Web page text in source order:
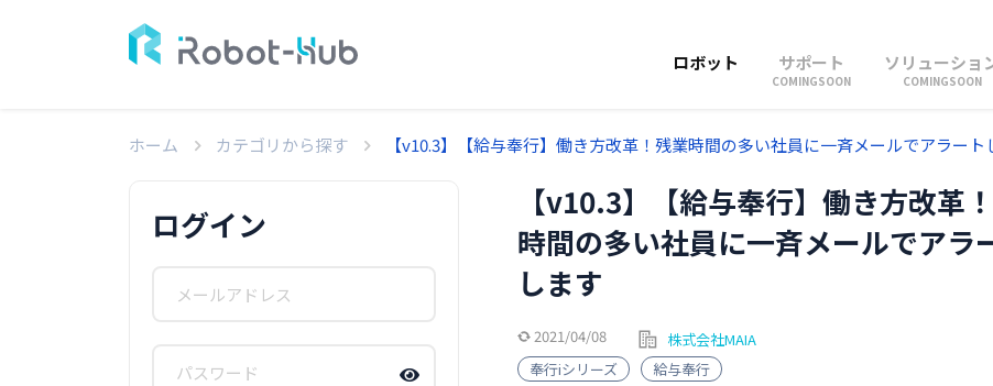
ロボット サポート
COMINGSOON
ソリューショ
COMINGSOON
ホーム カテゴリから探す 【v10.3】【給与奉行】働き方改革！残業時間の多い社員に一斉メールでアラート
【v10.3】【給与奉行】働き方改革
時間の多い社員に一斉メールでアラ
します
2021/04/08
株式会社MAIA
奉行iシリーズ
給与奉行
ログイン